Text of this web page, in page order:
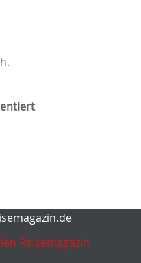
Reisemagazin